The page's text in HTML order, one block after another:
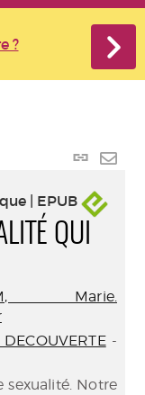
?
Lien
| EPUB
QUI
Marie.
DECOUVERTE-
sexualité. Notre